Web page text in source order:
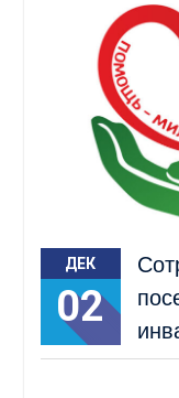
ДЕК
02